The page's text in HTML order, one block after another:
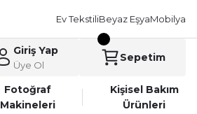
Ev TekstiliBeyaz EşyaMobilya
Giriş Yap
Üye Ol
Sepetim
Fotoğraf
Makineleri
Kişisel Bakım
Ürünleri